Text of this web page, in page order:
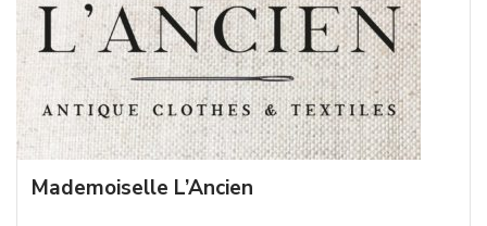
Mademoiselle L’Ancien